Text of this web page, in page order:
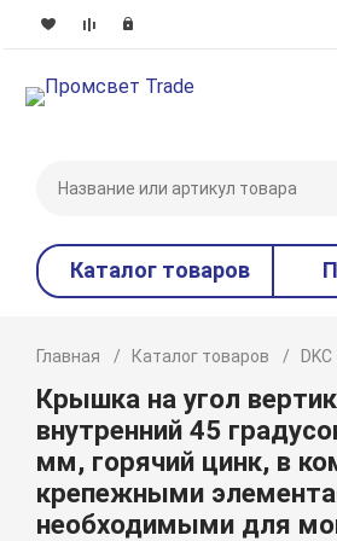
Каталог товаров
Главная Каталог товаров DKC
Крышка на угол
внутренний 45
мм, горячий цинк, в
крепежными
необходимыми для